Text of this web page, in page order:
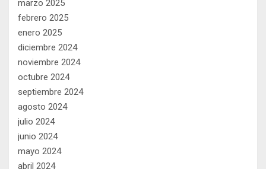
marzo 2025
febrero 2025
enero 2025
diciembre 2024
noviembre 2024
octubre 2024
septiembre 2024
agosto 2024
julio 2024
junio 2024
mayo 2024
abril 2024